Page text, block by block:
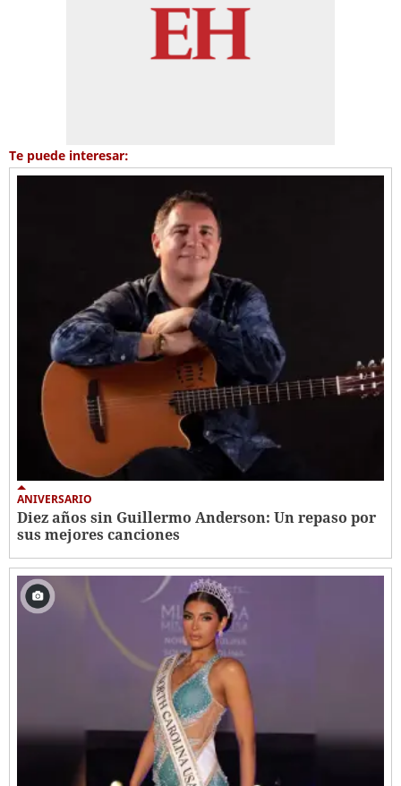
Te puede interesar:
ANIVERSARIO
Diez años sin Guillermo Anderson: Un repaso por
sus mejores canciones